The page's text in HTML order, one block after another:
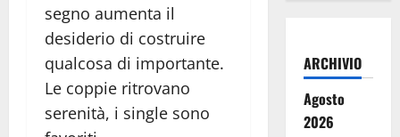
segno aumenta il
desiderio di costruire
qualcosa di importante.
Le coppie ritrovano
serenità, i single sono
ARCHIVIO
Agosto
2026